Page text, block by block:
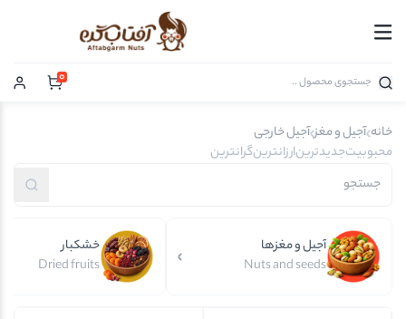
0
خانه آجیل و مغز آجیل خارجی
محبوبیتجدیدترینارزانترینگرانترین
آجیل و مغزها
Nuts and seeds
خشکبار
Dried fruits